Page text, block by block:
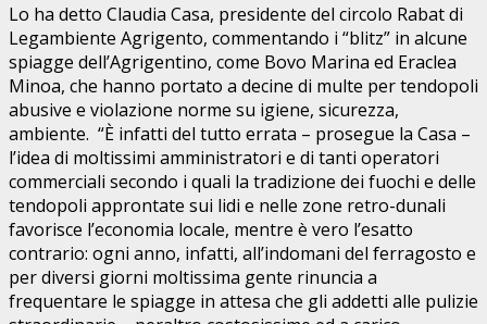
Lo ha detto Claudia Casa, presidente del circolo Rabat di
Legambiente Agrigento, commentando i “blitz” in alcune
spiagge dell’Agrigentino, come Bovo Marina ed Eraclea
Minoa, che hanno portato a decine di multe per tendopoli
abusive e violazione norme su igiene, sicurezza,
ambiente. “È infatti del tutto errata – prosegue la Casa –
l’idea di moltissimi amministratori e di tanti operatori
commerciali secondo i quali la tradizione dei fuochi e delle
tendopoli approntate sui lidi e nelle zone retro-dunali
favorisce l’economia locale, mentre è vero l’esatto
contrario: ogni anno, infatti, all’indomani del ferragosto e
per diversi giorni moltissima gente rinuncia a
frequentare le spiagge in attesa che gli addetti alle pulizie